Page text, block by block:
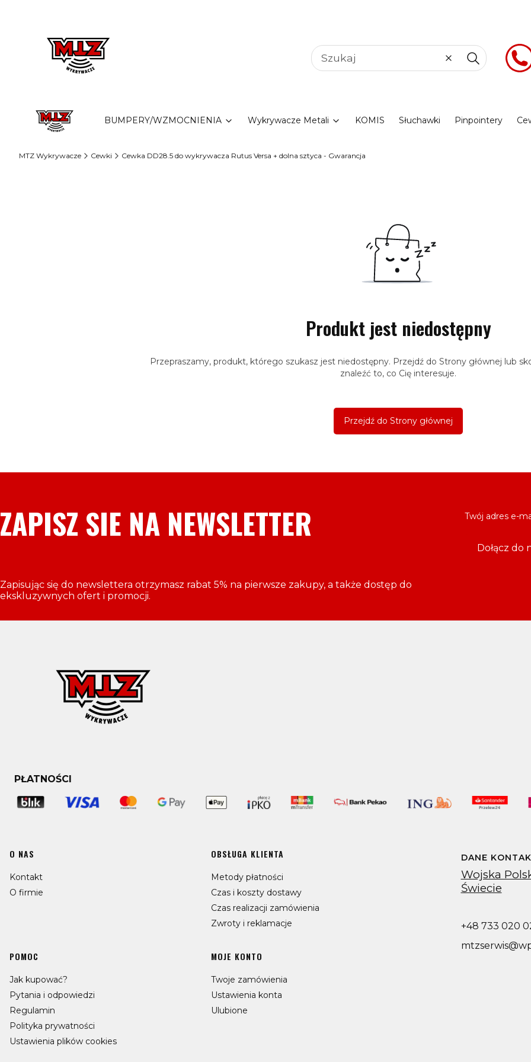
Wyczyść
Szukaj
BUMPERY/WZMOCNIENIA Wykrywacze Metali KOMIS Słuchawki Pinpointery
MTZ Wykrywacze Cewki Cewka DD28.5 do wykrywacza Rutus Versa + dolna sztyca - Gwarancja
Produkt jest niedostępny
Przepraszamy, produkt, którego szukasz jest niedostępny. Przejdź do Strony głównej lub
znaleźć to, co Cię interesuje.
Przejdź do Strony głównej
ZAPISZ SIE NA NEWSLETTER
Zapisując się do newslettera otrzymasz rabat 5% na pierwsze zakupy, a także dostęp do
ekskluzywnych ofert i promocji.
Twój adres e-
Dołącz do
PŁATNOŚCI
Linki w stopce
O NAS
Kontakt
O firmie
OBSŁUGA KLIENTA
Metody płatności
Czas i koszty dostawy
Czas realizacji zamówienia
Zwroty i reklamacje
POMOC
Jak kupować?
Pytania i odpowiedzi
Regulamin
Polityka prywatności
Ustawienia plików cookies
MOJE KONTO
Twoje zamówienia
Ustawienia konta
Ulubione
DANE
Wojska
Świecie
+48 733 020